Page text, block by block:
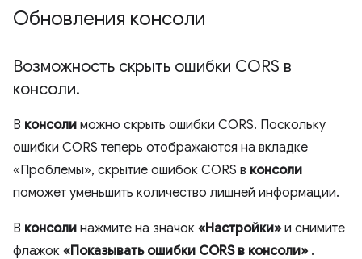
Обновления консоли
Возможность скрыть ошибки CORS в
консоли.
В консоли можно скрыть ошибки CORS. Поскольку
ошибки CORS теперь отображаются на вкладке
«Проблемы», скрытие ошибок CORS в консоли
поможет уменьшить количество лишней информации.
В консоли нажмите на значок «Настройки» и снимите
флажок «Показывать ошибки CORS в консоли» .